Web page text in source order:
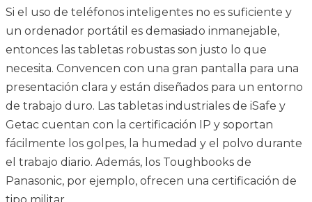
Si el uso de teléfonos inteligentes no es suficiente y
un ordenador portátil es demasiado inmanejable,
entonces las tabletas robustas son justo lo que
necesita. Convencen con una gran pantalla para una
presentación clara y están diseñados para un entorno
de trabajo duro. Las tabletas industriales de iSafe y
Getac cuentan con la certificación IP y soportan
fácilmente los golpes, la humedad y el polvo durante
el trabajo diario. Además, los Toughbooks de
Panasonic, por ejemplo, ofrecen una certificación de